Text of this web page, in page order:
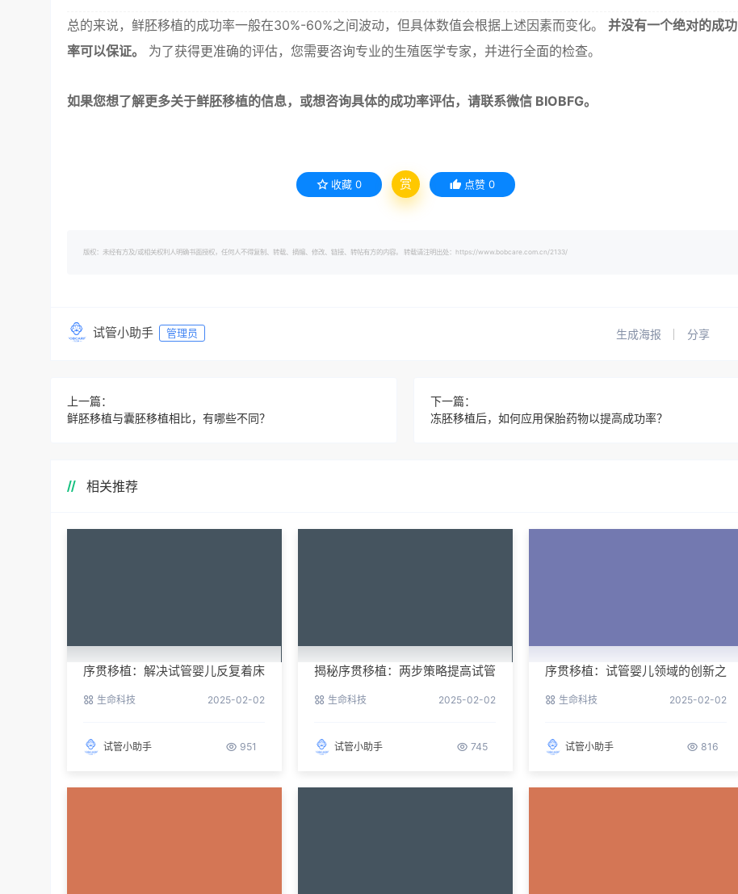
总的来说，鲜胚移植的成功率一般在30%-60%之间波动，但具体数值会根据上述因素而变化。 并没有一个绝对的成功
率可以保证。
为了获得更准确的评估，您需要咨询专业的生殖医学专家，并进行全面的检查。
如果您想了解更多关于鲜胚移植的信息，或想咨询具体的成功率评估，请联系微信 BIOBFG。
收藏 0 赏 点赞 0
版权：未经有方及/或相关权利人明确书面授权，任何人不得复制、转载、摘编、修改、链接、转帖有方的内容。 转载请注明出处：https://www.bobcare.com.cn/2133/
试管小助手 管理员 生成海报 分享
上一篇：
鲜胚移植与囊胚移植相比，有哪些不同？
下一篇：
冻胚移植后，如何应用保胎药物以提高成功率？
相关推荐
序贯移植：解决试管婴儿反复着床
生命科技 2025-02-02
试管小助手 951
揭秘序贯移植：两步策略提高试管
生命科技 2025-02-02
试管小助手 745
序贯移植：试管婴儿领域的创新之
生命科技 2025-02-02
试管小助手 816